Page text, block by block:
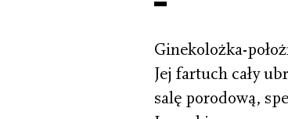
Ginekolożka-­
Jej fartuch cały
salę porodową,